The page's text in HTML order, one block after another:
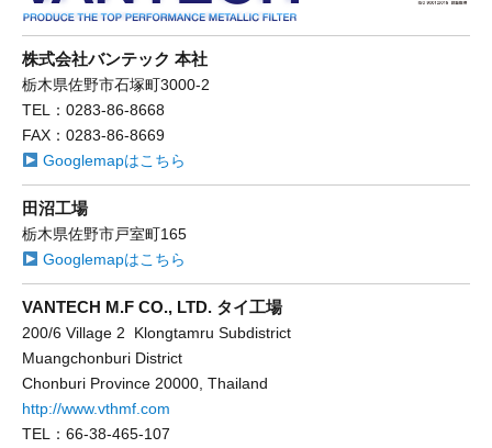
株式会社バンテック 本社
栃木県佐野市石塚町3000-2
TEL：0283-86-8668
FAX：0283-86-8669
Googlemapはこちら
田沼工場
栃木県佐野市戸室町165
Googlemapはこちら
VANTECH M.F CO., LTD. タイ工場
200/6 Village 2 Klongtamru Subdistrict
Muangchonburi District
Chonburi Province 20000, Thailand
http://www.vthmf.com
TEL：66-38-465-107